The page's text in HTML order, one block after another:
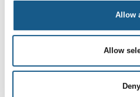
Allow
Allow
Deny
| LINROX ApS
LINROX - Nordic